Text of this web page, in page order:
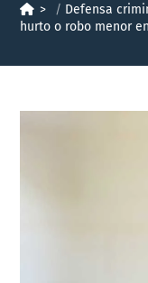
> Defensa
hurto o robo menor